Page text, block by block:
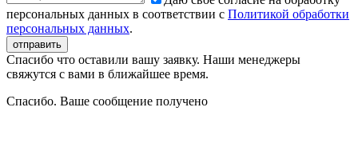
персональных данных в соответствии с Политикой обработки
персональных данных.
Спасибо что оставили вашу заявку. Наши менеджеры
свяжутся с вами в ближайшее время.
Спасибо. Ваше сообщение получено